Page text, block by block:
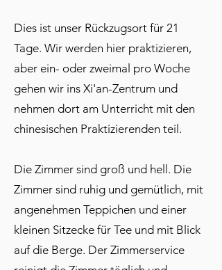
Dies ist unser Rückzugsort für 21
Tage. Wir werden hier praktizieren,
aber ein- oder zweimal pro Woche
gehen wir ins Xi'an-Zentrum und
nehmen dort am Unterricht mit den
chinesischen Praktizierenden teil.
Die Zimmer sind groß und hell. Die
Zimmer sind ruhig und gemütlich, mit
angenehmen Teppichen und einer
kleinen Sitzecke für Tee und mit Blick
auf die Berge. Der Zimmerservice